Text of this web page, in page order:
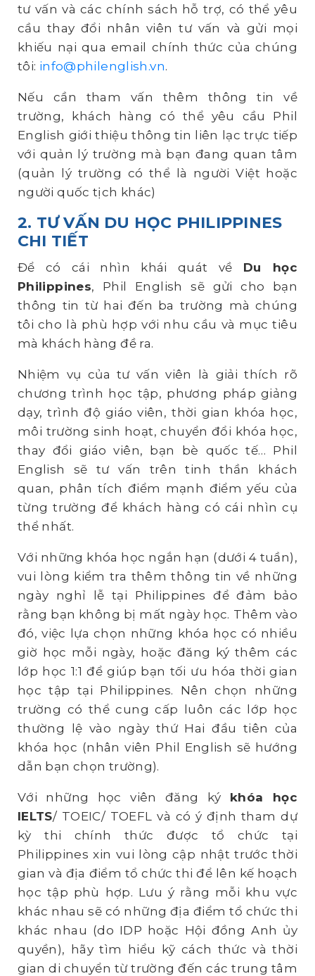
tư vấn và các chính sách hỗ trợ, có thể yêu
cầu thay đổi nhân viên tư vấn và gửi mọi
khiếu nại qua email chính thức của chúng
tôi: info@philenglish.vn.
Nếu cần tham vấn thêm thông tin về
trường, khách hàng có thể yêu cầu Phil
English giới thiệu thông tin liên lạc trực tiếp
với quản lý trường mà bạn đang quan tâm
(quản lý trường có thể là người Việt hoặc
người quốc tịch khác)
2. TƯ VẤN DU HỌC PHILIPPINES
CHI TIẾT
Để có cái nhìn khái quát về Du học
Philippines, Phil English sẽ gửi cho bạn
thông tin từ hai đến ba trường mà chúng
tôi cho là phù hợp với nhu cầu và mục tiêu
mà khách hàng đề ra.
Nhiệm vụ của tư vấn viên là giải thích rõ
chương trình học tập, phương pháp giảng
dạy, trình độ giáo viên, thời gian khóa học,
môi trường sinh hoạt, chuyển đổi khóa học,
thay đổi giáo viên, bạn bè quốc tế… Phil
English sẽ tư vấn trên tinh thần khách
quan, phân tích điểm mạnh điểm yếu của
từng trường để khách hàng có cái nhìn cụ
thể nhất.
Với những khóa học ngắn hạn (dưới 4 tuần),
vui lòng kiểm tra thêm thông tin về những
ngày nghỉ lễ tại Philippines để đảm bảo
rằng bạn không bị mất ngày học. Thêm vào
đó, việc lựa chọn những khóa học có nhiều
giờ học mỗi ngày, hoặc đăng ký thêm các
lớp học 1:1 để giúp bạn tối ưu hóa thời gian
học tập tại Philippines. Nên chọn những
trường có thể cung cấp luôn các lớp học
thường lệ vào ngày thứ Hai đầu tiên của
khóa học (nhân viên Phil English sẽ hướng
dẫn bạn chọn trường).
Với những học viên đăng ký khóa học
IELTS/ TOEIC/ TOEFL và có ý định tham dự
kỳ thi chính thức được tổ chức tại
Philippines xin vui lòng cập nhật trước thời
gian và địa điểm tổ chức thi để lên kế hoạch
học tập phù hợp. Lưu ý rằng mỗi khu vực
khác nhau sẽ có những địa điểm tổ chức thi
khác nhau (do IDP hoặc Hội đồng Anh ủy
quyền), hãy tìm hiểu kỹ cách thức và thời
gian di chuyển từ trường đến các trung tâm